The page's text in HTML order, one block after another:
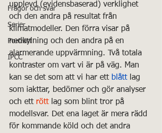
Frågor och svar
Serier
Porträtt
IPCC
upplevd (evidensbaserad) verklighet
och den andra på resultat från
klimatmodeller. Den förra visar på
nedkylning och den andra på en
alarmerande uppvärmning. Två totala
kontraster om vart vi är på väg. Man
kan se det som att vi har ett blått lag
som iakttar, bedömer och gör analyser
och ett rött lag som blint tror på
modellsvar. Det ena laget är mera rädd
för kommande köld och det andra